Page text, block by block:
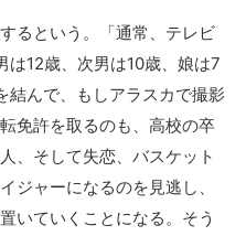
るという。「通常、テレビ
は12歳、次男は10歳、娘は7
結んで、もしアラスカで撮影
免許を取るのも、高校の卒
、そして失恋、バスケット
ジャーになるのを見逃し、
いていくことになる。そう